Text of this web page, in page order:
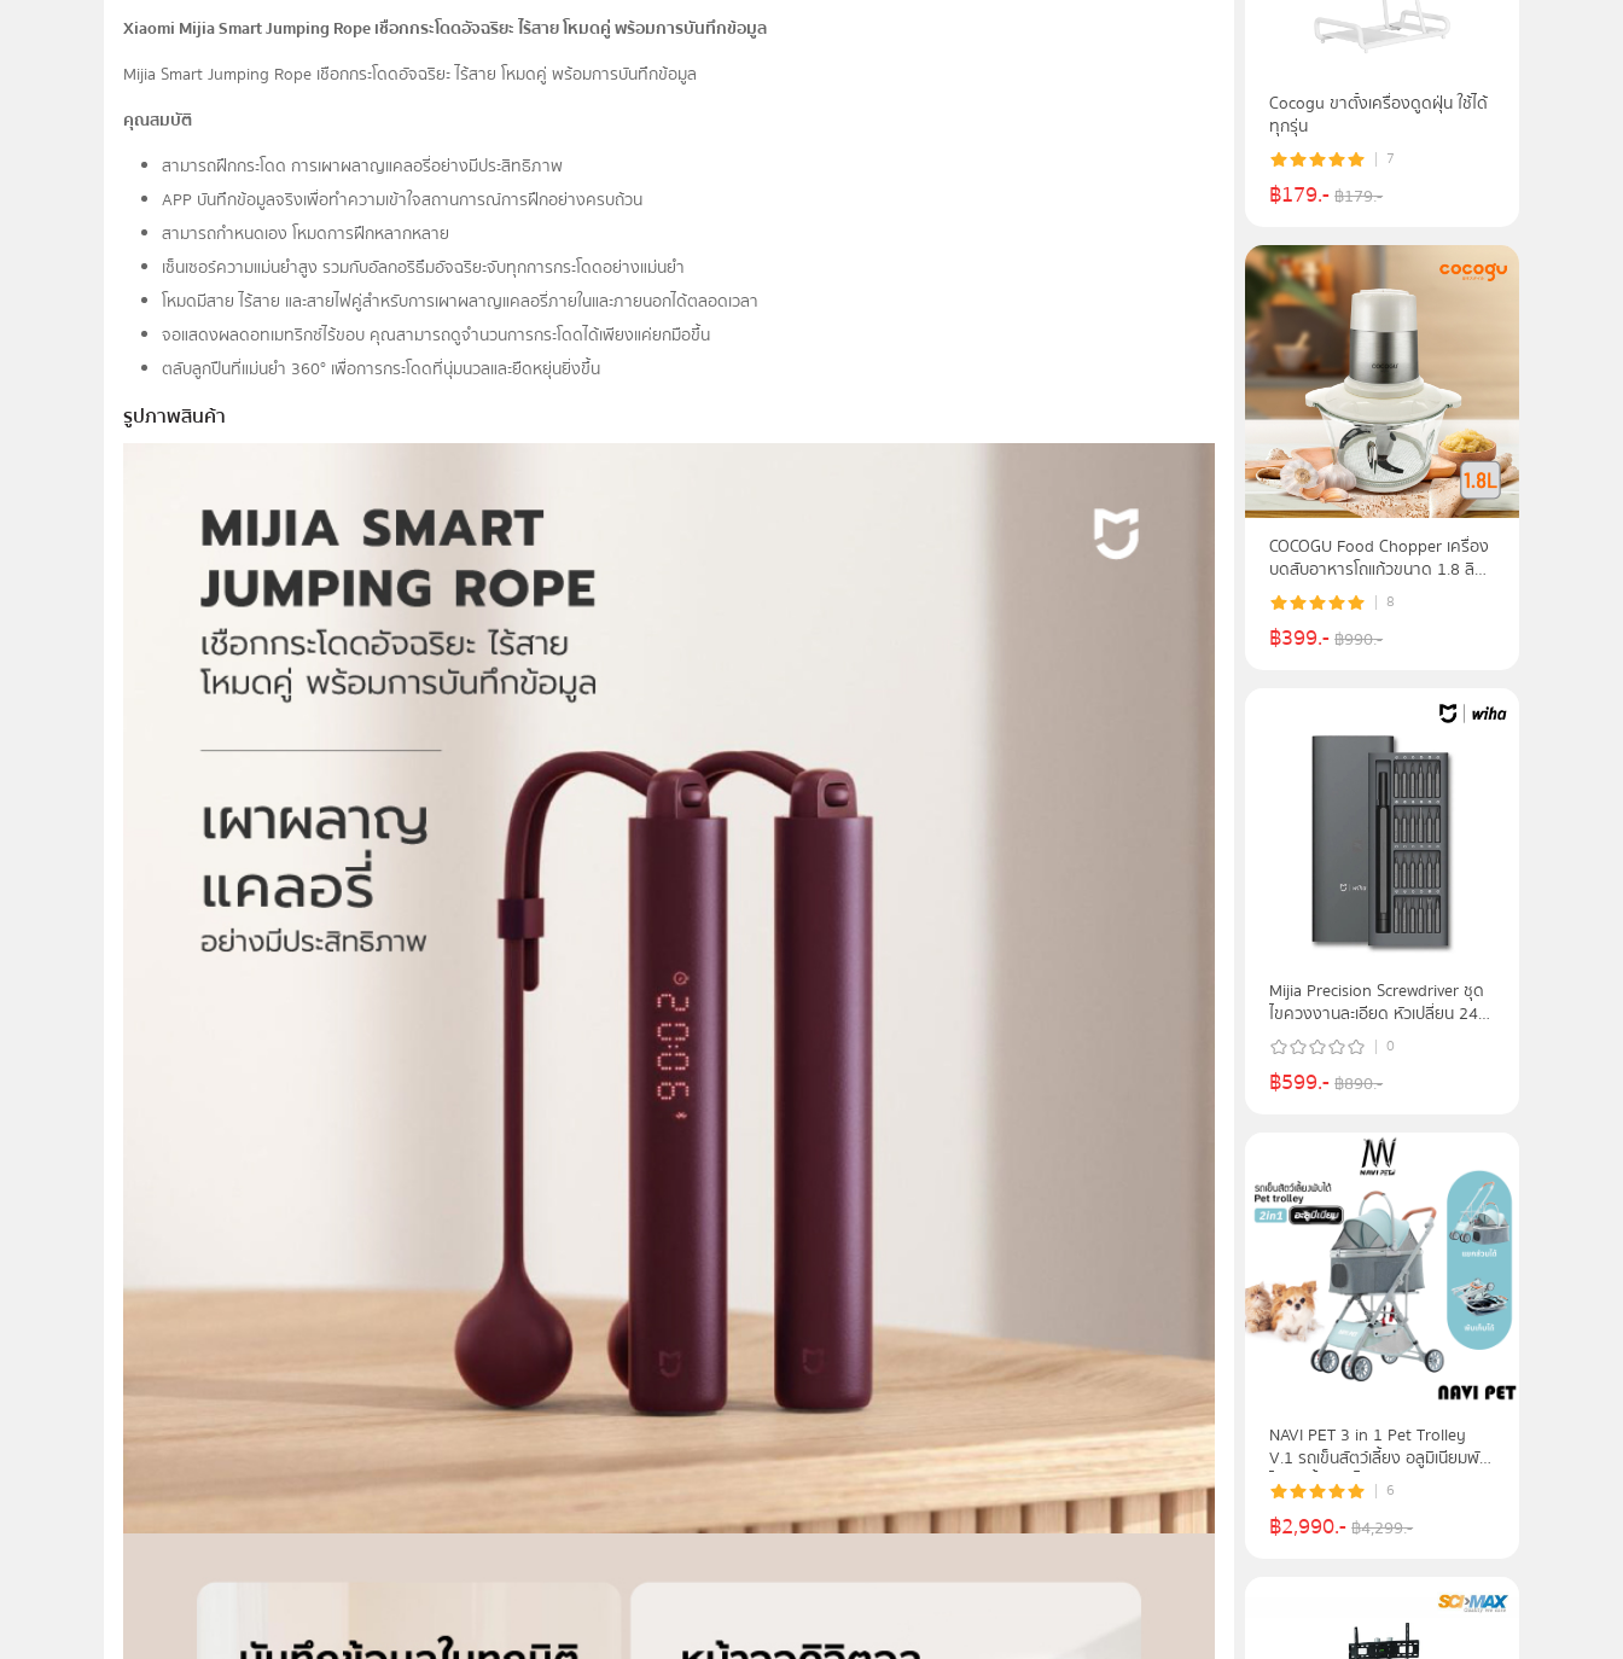
Xiaomi Mijia Smart Jumping Rope เชือกกระโดดอัจฉริยะ ไร้สาย โหมดคู่ พร้อมการบันทึกข้อมูล
Mijia Smart Jumping Rope เชือกกระโดดอัจฉริยะ ไร้สาย โหมดคู่ พร้อมการบันทึกข้อมูล
คุณสมบัติ
สามารถฝึกกระโดด การเผาผลาญแคลอรี่อย่างมีประสิทธิภาพ
APP บันทึกข้อมูลจริงเพื่อทำความเข้าใจสถานการณ์การฝึกอย่างครบถ้วน
สามารถกำหนดเอง โหมดการฝึกหลากหลาย
เซ็นเซอร์ความแม่นยำสูง รวมกับอัลกอริธึมอัจฉริยะจับทุกการกระโดดอย่างแม่นยำ
โหมดมีสาย ไร้สาย และสายไฟคู่สำหรับการเผาผลาญแคลอรี่ภายในและภายนอกได้ตลอดเวลา
จอแสดงผลดอทเมทริกซ์ไร้ขอบ คุณสามารถดูจำนวนการกระโดดได้เพียงแค่ยกมือขึ้น
ตลับลูกปืนที่แม่นยำ 360° เพื่อการกระโดดที่นุ่มนวลและยืดหยุ่นยิ่งขึ้น
รูปภาพสินค้า
Cocogu ขาตั้งเครื่องดูดฝุ่น ใช้ได้
ทุกรุ่น
7
฿179.-฿179.-
COCOGU Food Chopper เครื่อง
บดสับอาหารโถแก้วขนาด 1.8 ลิตร
รุ่น FC1- รับประกัน 2 ปี
8
฿399.-฿990.-
Mijia Precision Screwdriver ชุด
ไขควงงานละเอียด หัวเปลี่ยน 24
แบบ
0
฿599.-฿890.-
NAVI PET 3 in 1 Pet Trolley
V.1 รถเข็นสัตว์เลี้ยง อลูมิเนียมพับ
ได้ รับน้ำหนักได้ถึง 15 kg.
6
฿2,990.-฿4,299.-